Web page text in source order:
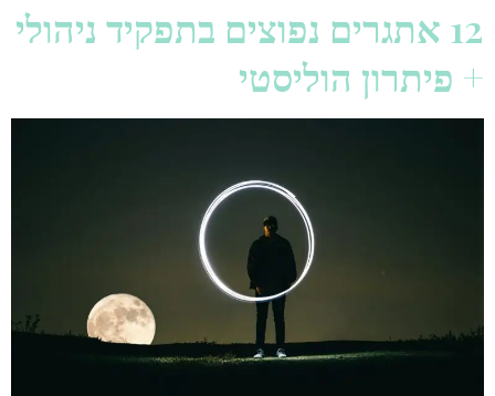
12 אתגרים נפוצים בתפקיד ניהולי
+ פיתרון הוליסטי